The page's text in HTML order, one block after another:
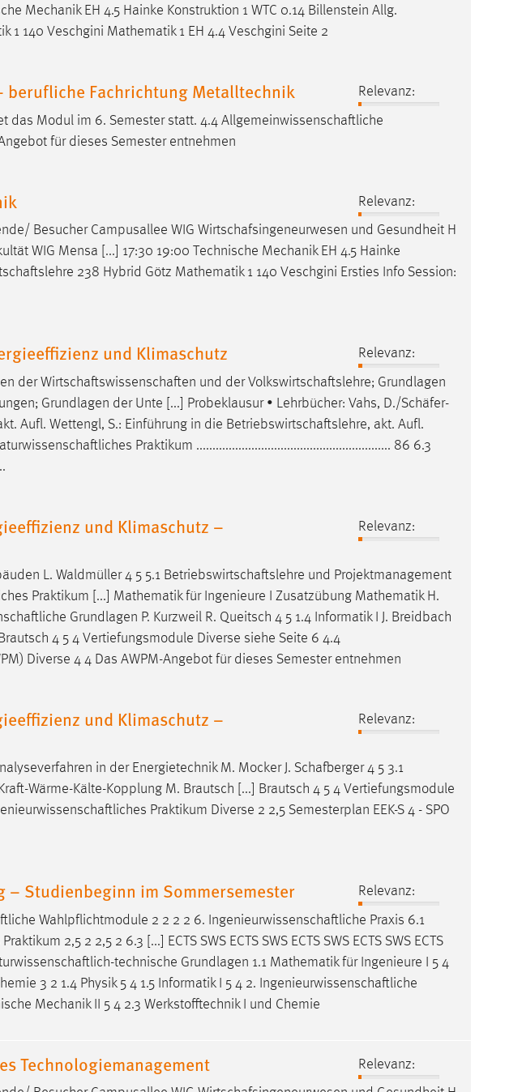
Mechanik EH 4.5 Hainke Konstruktion 1 WTC 0.14 Billenstein Allg.
1 140 Veschgini Mathematik 1 EH 4.4 Veschgini Seite 2
Fachrichtung Metalltechnik
Relevanz:
das Modul im 6. Semester statt. 4.4 Allgemeinwissenschaftliche
für dieses Semester entnehmen
Relevanz:
Besucher Campusallee WIG Wirtschafsingeneurwesen und Gesundheit H
WIG Mensa [...] 17:30 19:00 Technische Mechanik EH 4.5 Hainke
238 Hybrid Götz Mathematik 1 140 Veschgini Ersties Info Session:
und Klimaschutz
Relevanz:
derWirtschaftswissenschaften und derVolkswirtschaftslehre; Grundlagen
Grundlagen der Unte [...] Probeklausur • Lehrbücher: Vahs, D./Schäfer-
Aufl. Wettengl, S.: Einführung in die Betriebswirtschaftslehre, akt. Aufl.
Praktikum ............................................................ 86 6.3
und Klimaschutz –
Relevanz:
L. Waldmüller 4 5 5.1 Betriebswirtschaftslehre und Projektmanagement
Praktikum [...] Mathematik für Ingenieure I Zusatzübung Mathematik H.
Grundlagen P. Kurzweil R. Queitsch 4 5 1.4 Informatik I J. Breidbach
4 5 4 Vertiefungsmodule Diverse siehe Seite 6 4.4
Diverse 4 4 Das AWPM-Angebot für dieses Semester entnehmen
und Klimaschutz –
Relevanz:
in der Energietechnik M. Mocker J. Schafberger4 5 3.1
Wärme-Kälte-Kopplung M. Brautsch [...] Brautsch 4 5 4 Vertiefungsmodule
Praktikum Diverse 2 2,5 Semesterplan EEK-S 4 - SPO
Studienbeginn im Sommersemester
Relevanz:
Wahlpflichtmodule 2 2 2 2 6. Ingenieurwissenschaftliche Praxis 6.1
Praktikum 2,5 2 2,5 2 6.3 [...] ECTS SWS ECTS SWS ECTS SWS ECTS SWS ECTS
technische Grundlagen 1.1 Mathematik für Ingenieure I 5 4
3 2 1.4 Physik 5 4 1.5 Informatik I 5 4 2. Ingenieurwissenschaftliche
Mechanik II 5 4 2.3 Werkstofftechnik I und Chemie
Technologiemanagement
Relevanz: